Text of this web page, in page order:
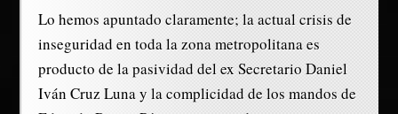
Lo hemos apuntado claramente; la actual crisis de
inseguridad en toda la zona metropolitana es
producto de la pasividad del ex Secretario Daniel
Iván Cruz Luna y la complicidad de los mandos de